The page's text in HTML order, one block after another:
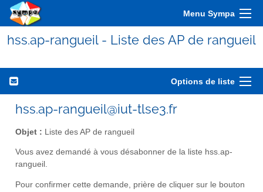
Menu Sympa
hss.ap-rangueil - Liste des AP de rangueil
Options de liste
hss.ap-rangueil@iut-tlse3.fr
Objet : Liste des AP de rangueil
Vous avez demandé à vous désabonner de la liste hss.ap-
rangueil.
Pour confirmer cette demande, prière de cliquer sur le bouton